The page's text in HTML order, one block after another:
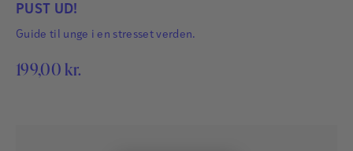
PUST UD!
Guide til unge i en stresset verden.
199,00 kr.